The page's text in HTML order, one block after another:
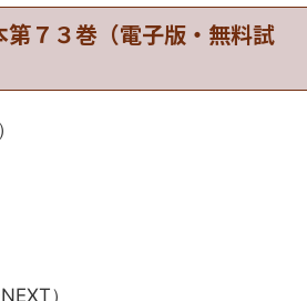
第７３巻（電子版・無料試
）